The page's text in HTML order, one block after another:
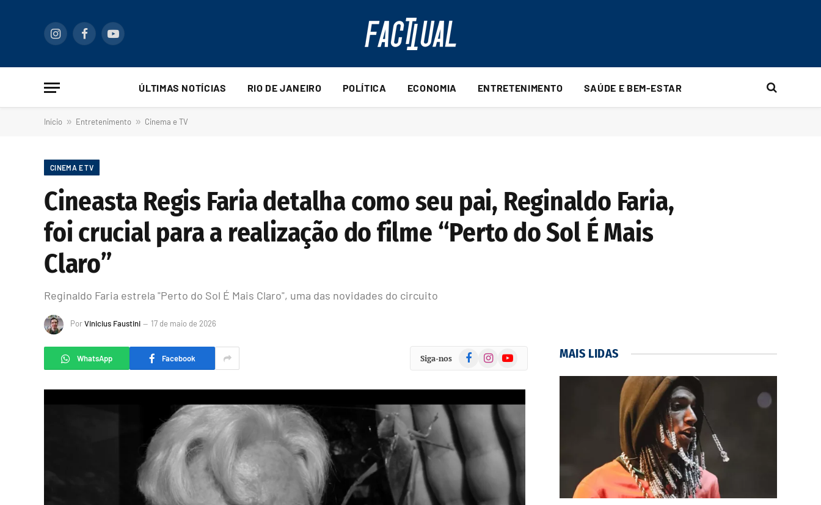
InstagramFacebookYouTube
ÚLTIMAS NOTÍCIAS RIO DE JANEIRO POLÍTICA ECONOMIA ENTRETENIMENTO SAÚDE E BEM-ESTAR
Início » Entretenimento » Cinema e TV
CINEMA E TV
Cineasta Regis Faria detalha como seu pai, Reginaldo Faria,
foi crucial para a realização do filme “Perto do Sol É Mais
Claro”
Reginaldo Faria estrela "Perto do Sol É Mais Claro", uma das novidades do circuito
PorVinicius Faustini 17 de maio de 2026
WhatsApp Facebook Siga-nos FacebookInstagramYouTube MAIS LIDAS